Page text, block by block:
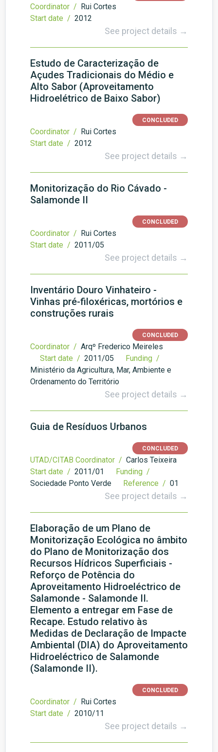
Coordinator / Rui Cortes
Start date / 2012
See project details →
Estudo de Caracterização de
Açudes Tradicionais do Médio e
Alto Sabor (Aproveitamento
Hidroelétrico de Baixo Sabor)
CONCLUDED
Coordinator / Rui Cortes
Start date / 2012
See project details →
Monitorização do Rio Cávado -
Salamonde II
CONCLUDED
Coordinator / Rui Cortes
Start date / 2011/05
See project details →
Inventário Douro Vinhateiro -
Vinhas pré-filoxéricas, mortórios e
construções rurais
CONCLUDED
Coordinator / Arqº Frederico Meireles
Start date / 2011/05
Funding /
Ministério da Agricultura, Mar, Ambiente e
Ordenamento do Território
See project details →
Guia de Resíduos Urbanos
CONCLUDED
UTAD/CITAB Coordinator / Carlos Teixeira
Start date / 2011/01
Funding /
Sociedade Ponto Verde
Reference / 01
See project details →
Elaboração de um Plano de
Monitorização Ecológica no âmbito
do Plano de Monitorização dos
Recursos Hídricos Superficiais -
Reforço de Potência do
Aproveitamento Hidroeléctrico de
Salamonde - Salamonde II.
Elemento a entregar em Fase de
Recape. Estudo relativo às
Medidas de Declaração de Impacte
Ambiental (DIA) do Aproveitamento
Hidroeléctrico de Salamonde
(Salamonde II).
CONCLUDED
Coordinator / Rui Cortes
Start date / 2010/11
See project details →